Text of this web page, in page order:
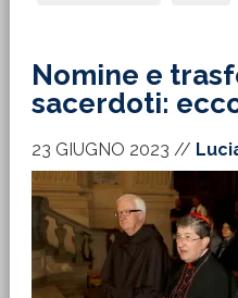
Nomine e
sacerdoti:
23 GIUGNO 2023 //